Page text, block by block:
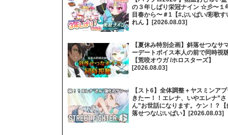
の３年しばり栄冠ナイン ☆彡〜１
目春から〜＃1【#ぶいぱい/彩歌す
れん 】[2026.08.03]
【夏休み特別企画】斜落せつなサ
ーデートボイス本人の前で同時視
【荒咬オウガ /ホロスターズ】
[2026.08.03]
【スト6】全体調整＋ヤスミンア
きたー！！エレナ、いやエレナ”さ
ん”お世話になります。ケン！？【
落せつな/ぶいぱい】[2026.08.03]